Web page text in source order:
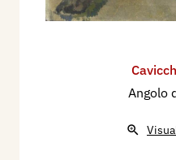
Angolo